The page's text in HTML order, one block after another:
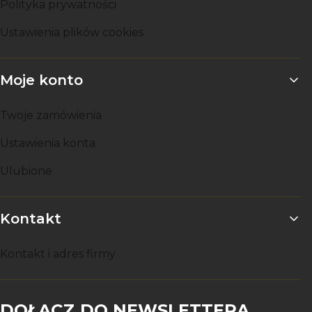
Polityka prywatności
Ustawienia plików cookies
Moje konto
Twoje zamówienia
Ustawienia konta
Ulubione
Kontakt
Kontakt i adres firmy